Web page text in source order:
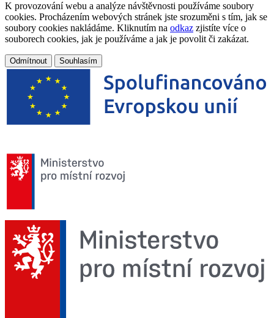
K provozování webu a analýze návštěvnosti používáme soubory
cookies. Procházením webových stránek jste srozuměni s tím, jak se
soubory cookies nakládáme. Kliknutím na odkaz zjistíte více o
souborech cookies, jak je používáme a jak je povolit či zakázat.
Odmítnout Souhlasím